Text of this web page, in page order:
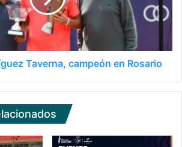
Taverna, campeón en Rosario